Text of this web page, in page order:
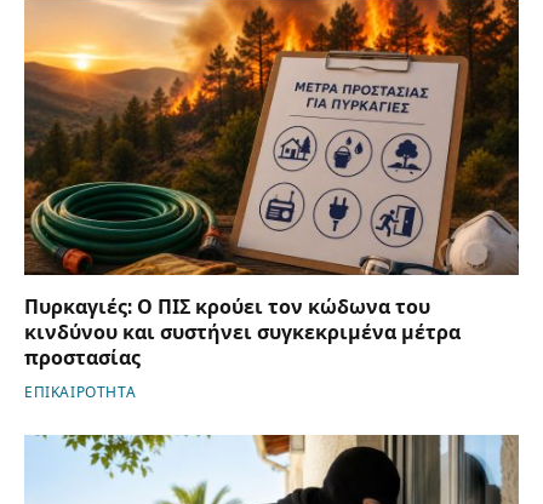
Πυρκαγιές: Ο ΠΙΣ κρούει τον κώδωνα του
κινδύνου και συστήνει συγκεκριμένα μέτρα
προστασίας
ΕΠΙΚΑΙΡΟΤΗΤΑ